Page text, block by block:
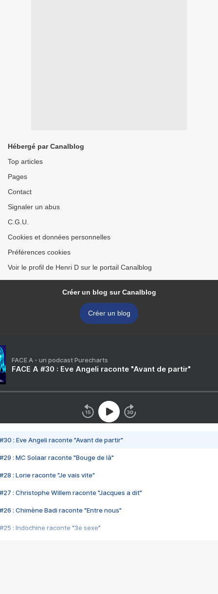
Hébergé par Canalblog
Top articles
Pages
Contact
Signaler un abus
C.G.U.
Cookies et données personnelles
Préférences cookies
Voir le profil de Henri D sur le portail Canalblog
Créer un blog sur Canalblog
Créer un blog
FACE A - un podcast Purecharts
FACE A #30 : Eve Angeli raconte "Avant de partir"
#30 : Eve Angeli raconte "Avant de partir"
#29 : MC Solaar raconte "Bouge de là"
#28 : Lorie raconte "Je vais vite"
#27 : Christophe Willem raconte "Jacques a dit"
#26 : Chimène Badi raconte "Entre nous"
#25 : Indochine raconte "3e sexe"